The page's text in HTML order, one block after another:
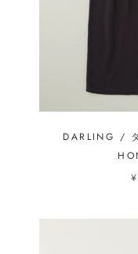
DARLING /